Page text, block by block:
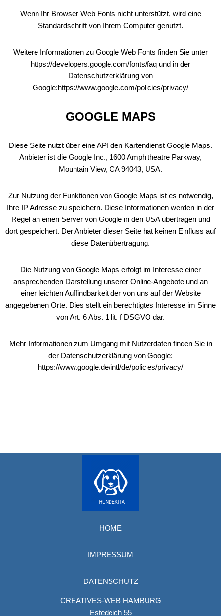
Wenn Ihr Browser Web Fonts nicht unterstützt, wird eine
Standardschrift von Ihrem Computer genutzt.
Weitere Informationen zu Google Web Fonts finden Sie unter
https://developers.google.com/fonts/faq und in der
Datenschutzerklärung von
Google:https://www.google.com/policies/privacy/
GOOGLE MAPS
Diese Seite nutzt über eine API den Kartendienst Google Maps.
Anbieter ist die Google Inc., 1600 Amphitheatre Parkway,
Mountain View, CA 94043, USA.
Zur Nutzung der Funktionen von Google Maps ist es notwendig,
Ihre IP Adresse zu speichern. Diese Informationen werden in der
Regel an einen Server von Google in den USA übertragen und
dort gespeichert. Der Anbieter dieser Seite hat keinen Einfluss auf
diese Datenübertragung.
Die Nutzung von Google Maps erfolgt im Interesse einer
ansprechenden Darstellung unserer Online-Angebote und an
einer leichten Auffindbarkeit der von uns auf der Website
angegebenen Orte. Dies stellt ein berechtigtes Interesse im Sinne
von Art. 6 Abs. 1 lit. f DSGVO dar.
Mehr Informationen zum Umgang mit Nutzerdaten finden Sie in
der Datenschutzerklärung von Google:
https://www.google.de/intl/de/policies/privacy/
HOME
IMPRESSUM
DATENSCHUTZ
CREATIVES-WEB HAMBURG
Estedeich 55